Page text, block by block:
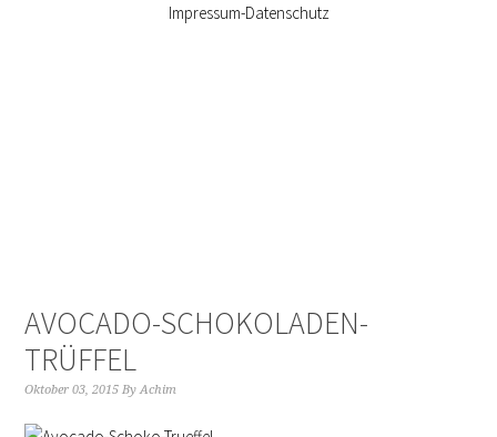
Impressum-Datenschutz
AVOCADO-SCHOKOLADEN-
TRÜFFEL
Oktober 03, 2015 ByAchim